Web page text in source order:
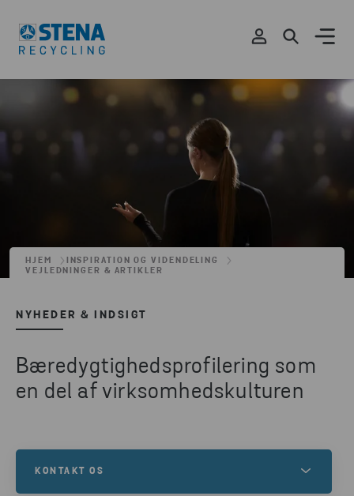
HJEM
INSPIRATION OG VIDENDELING
VEJLEDNINGER & ARTIKLER
NYHEDER & INDSIGT
Bæredygtighedsprofilering som
en del af virksomhedskulturen
KONTAKT OS